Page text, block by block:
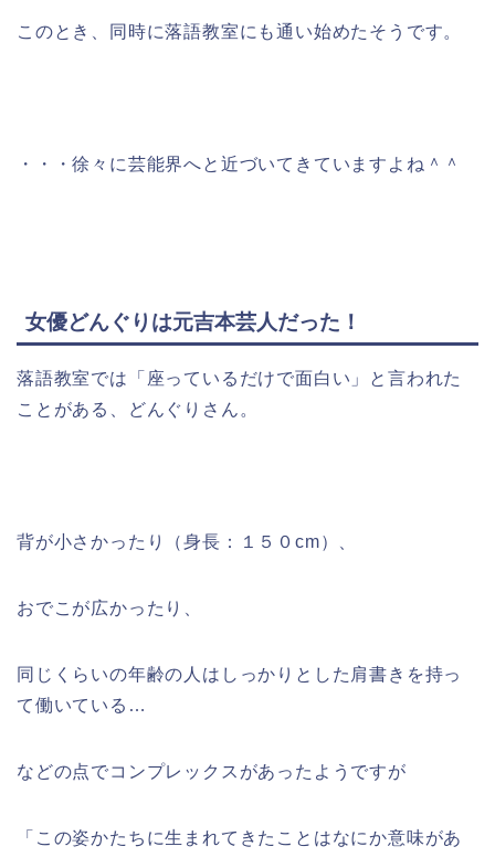
このとき、同時に落語教室にも通い始めたそうです。
・・・徐々に芸能界へと近づいてきていますよね＾＾
女優どんぐりは元吉本芸人だった！
落語教室では「座っているだけで面白い」と言われた
ことがある、どんぐりさん。
背が小さかったり（身長：１５０cm）、
おでこが広かったり、
同じくらいの年齢の人はしっかりとした肩書きを持っ
て働いている…
などの点でコンプレックスがあったようですが
「この姿かたちに生まれてきたことはなにか意味があ